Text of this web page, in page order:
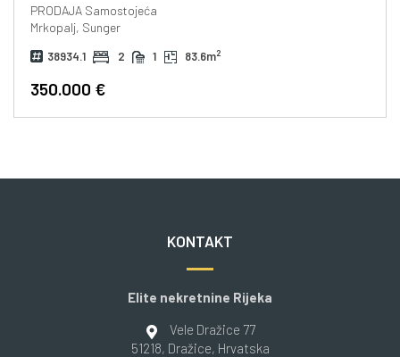
PRODAJASamostojeća
Mrkopalj, Sunger
38934.1 2 1 83.6m2
350.000 €
KONTAKT
Elite nekretnine Rijeka
Vele Dražice 77
51218, Dražice, Hrvatska